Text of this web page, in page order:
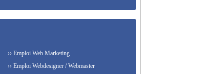
›› Emploi Web Marketing
›› Emploi Webdesigner / Webmaster